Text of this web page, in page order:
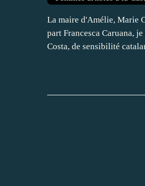
La maire d'Amélie, Marie
part Francesca Caruana,
Costa, de sensibilité